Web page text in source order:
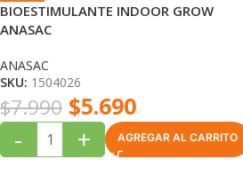
BIOESTIMULANTE INDOOR GROW
ANASAC
ANASAC
SKU: 1504026
$7.990 $5.690
- + AGREGAR AL CARRITO